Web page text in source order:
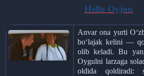
Hello Oyjon
Anvar ona yurti
bo‘lajak kelini —
olib keladi. Bu
Oygulni larzaga
oldida qoldiradi: